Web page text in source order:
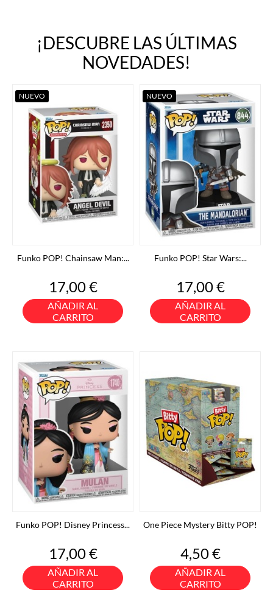
¡DESCUBRE LAS ÚLTIMAS
NOVEDADES!
Funko POP! Chainsaw Man:...
Precio
17,00 €
AÑADIR AL
CARRITO
NUEVO
Funko POP! Star Wars:...
Precio
17,00 €
AÑADIR AL
CARRITO
NUEVO
Funko POP! Disney Princess...
Precio
17,00 €
AÑADIR AL
CARRITO
One Piece Mystery Bitty POP!
Precio
4,50 €
AÑADIR AL
CARRITO